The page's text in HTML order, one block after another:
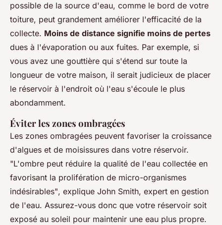
possible de la source d'eau, comme le bord de votre
toiture, peut grandement améliorer l'efficacité de la
collecte. Moins de distance signifie moins de pertes
dues à l'évaporation ou aux fuites. Par exemple, si
vous avez une gouttière qui s'étend sur toute la
longueur de votre maison, il serait judicieux de placer
le réservoir à l'endroit où l'eau s'écoule le plus
abondamment.
Éviter les zones ombragées
Les zones ombragées peuvent favoriser la croissance
d'algues et de moisissures dans votre réservoir.
"L'ombre peut réduire la qualité de l'eau collectée en
favorisant la prolifération de micro-organismes
indésirables", explique John Smith, expert en gestion
de l'eau. Assurez-vous donc que votre réservoir soit
exposé au soleil pour maintenir une eau plus propre.